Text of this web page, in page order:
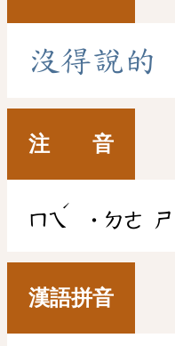
沒 得說的
注 音
ㄇㄟ
ˊ
˙ㄉㄜ
漢語拼音